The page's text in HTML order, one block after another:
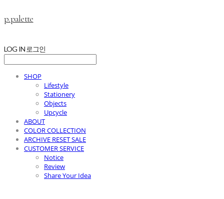
p.palette
LOG IN 로그인
SHOP
Lifestyle
Stationery
Objects
Upcycle
ABOUT
COLOR COLLECTION
ARCHIVE RESET SALE
CUSTOMER SERVICE
Notice
Review
Share Your Idea